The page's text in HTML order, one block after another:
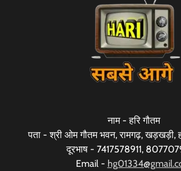
नाम - हरि गौतम
पता - श्री ओम गौतम भवन, रामगढ़, खड़खड़ी,
दूरभाष - 7417578911,
Email -